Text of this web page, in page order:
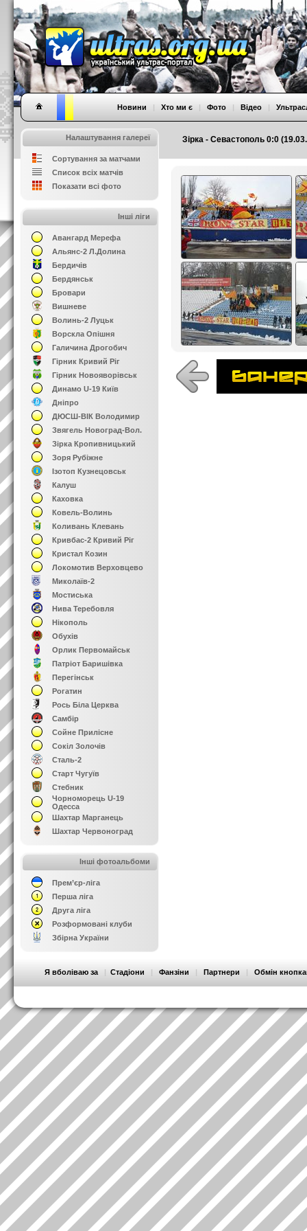
Зірка - Севастополь 0:0
Новини | Хто ми є | Фото | Відео |
Налаштування галереї
Сортування за матчами
Список всіх матчів
Показати всі фото
Інші ліги
Авангард Мерефа
Альянс-2 Л.Долина
Бердичів
Бердянськ
Бровари
Вишневе
Волинь-2 Луцьк
Ворскла Опішня
Галичина Дрогобич
Гірник Кривий Ріг
Гірник Новояворівськ
Динамо U-19 Київ
Дніпро
ДЮСШ-ВІК Володимир
Звягель Новоград-Вол.
Зірка Кропивницький
Зоря Рубіжне
Ізотоп Кузнецовськ
Калуш
Каховка
Ковель-Волинь
Коливань Клевань
Кривбас-2 Кривий Ріг
Кристал Козин
Локомотив Верховцево
Миколаїв-2
Мостиська
Нива Теребовля
Нікополь
Обухів
Орлик Первомайськ
Патріот Баришівка
Перегінськ
Рогатин
Рось Біла Церква
Самбір
Сойне Прилісне
Сокіл Золочів
Сталь-2
Старт Чугуїв
Стебник
Чорноморець U-19
Одесса
Шахтар Марганець
Шахтар Червоноград
Інші фотоальбоми
Прем’єр-ліга
Перша ліга
Друга ліга
Розформовані клуби
Збірна України
Я вболіваю за | Стадіони | Фанзіни | Партнери | Обмін